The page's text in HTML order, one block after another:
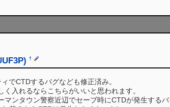
†
でCTDするバグなども修正済み。
入れるならこちらがいいと思われます。
ンタウン警察近辺でセーブ時にCTDが発生するバ